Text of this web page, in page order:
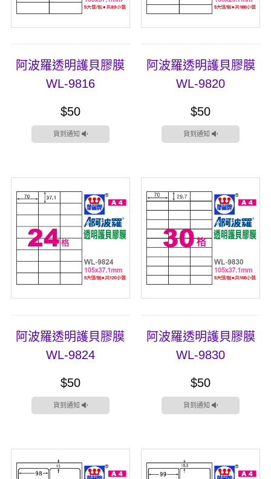
阿波羅透明護貝膠膜
WL-9816
$50
貨到通知
阿波羅透明護貝膠膜
WL-9820
$50
貨到通知
阿波羅透明護貝膠膜
WL-9824
$50
貨到通知
阿波羅透明護貝膠膜
WL-9830
$50
貨到通知